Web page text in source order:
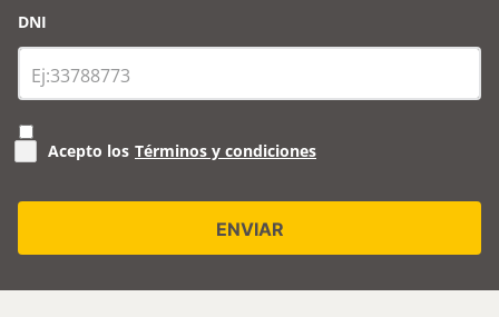
DNI
Acepto los Términos y condiciones